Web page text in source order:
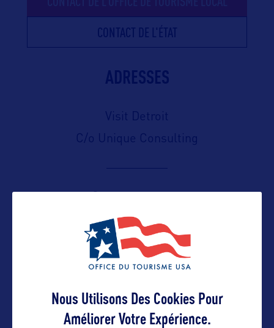
CONTACT DE L'ÉTAT
ADRESSES
Visit Detroit
C/o Unique Consulting
Contact presse
info@uniqueconsulting.fr
info@uniqueconsulting.fr
Nous Utilisons Des Cookies Pour
Améliorer Votre Expérience.